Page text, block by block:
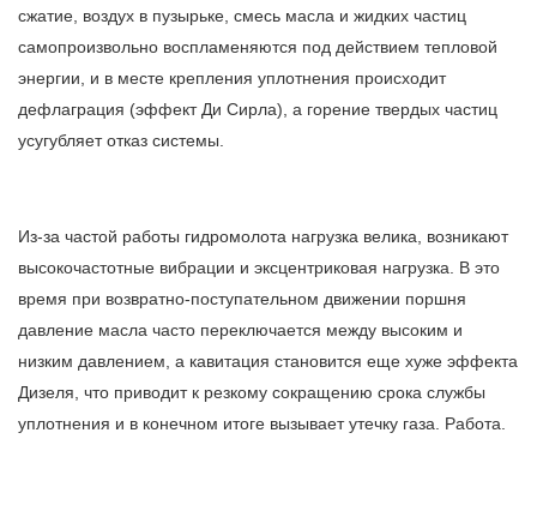
сжатие, воздух в пузырьке, смесь масла и жидких частиц
самопроизвольно воспламеняются под действием тепловой
энергии, и в месте крепления уплотнения происходит
дефлаграция (эффект Ди Сирла), а горение твердых частиц
усугубляет отказ системы.
Из-за частой работы гидромолота нагрузка велика, возникают
высокочастотные вибрации и эксцентриковая нагрузка. В это
время при возвратно-поступательном движении поршня
давление масла часто переключается между высоким и
низким давлением, а кавитация становится еще хуже эффекта
Дизеля, что приводит к резкому сокращению срока службы
уплотнения и в конечном итоге вызывает утечку газа. Работа.